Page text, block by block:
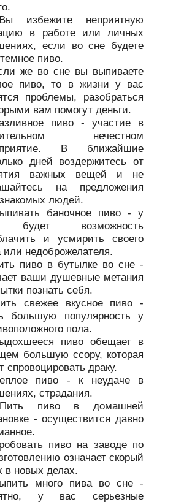
Вы избежите неприятную
в работе или личных
если во сне будете
пиво.
же во сне вы выпиваете
пиво, то в жизни у вас
проблемы, разобраться
вам помогут деньги.
пиво - участие в
нечестном
В ближайшие
дней воздержитесь от
важных вещей и не
на предложения
людей.
баночное пиво - у
будет возможность
и усмирить своего
или недоброжелателя.
пиво в бутылке во сне -
ваши душевные метания
познать себя.
свежее вкусное пиво -
большую популярность у
пола.
пиво обещает в
большую ссору, которая
спровоцировать драку.
пиво - к неудаче в
страдания.
Пить пиво в домашней
- осуществится давно
пиво на заводе по
означает скорый
в новых делах.
много пива во сне -
у вас серьезные